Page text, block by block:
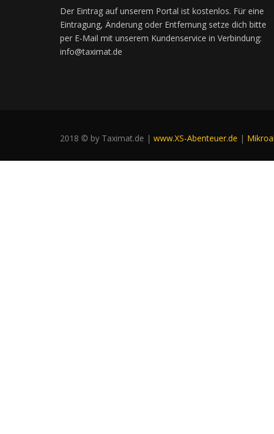
Der Eintrag auf unserem Portal ist kostenlos. Für eine
Eintragung, Änderung oder Entfernung setze dich bitte
per E-Mail mit unserem Kundenservice in Verbindung:
info@taximat.de
2018 © by Taximat.de | www.XS-Abenteuer.de |